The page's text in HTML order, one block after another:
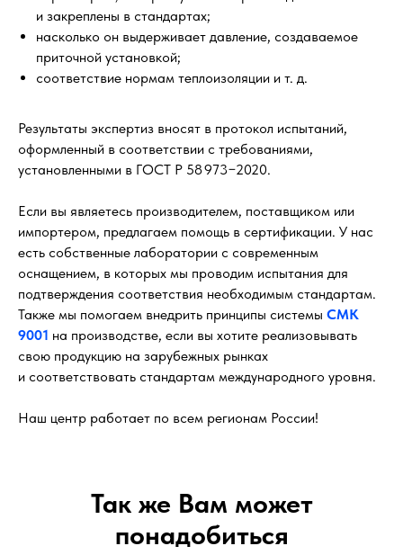
и закреплены в стандартах;
насколько он выдерживает давление, создаваемое
приточной установкой;
соответствие нормам теплоизоляции и т. д.
Результаты экспертиз вносят в протокол испытаний,
оформленный в соответствии с требованиями,
установленными в ГОСТ Р 58 973−2020.
Если вы являетесь производителем, поставщиком или
импортером, предлагаем помощь в сертификации. У нас
есть собственные лаборатории с современным
оснащением, в которых мы проводим испытания для
подтверждения соответствия необходимым стандартам.
Также мы помогаем внедрить принципы системы СМК
9001 на производстве, если вы хотите реализовывать
свою продукцию на зарубежных рынках
и соответствовать стандартам международного уровня.
Наш центр работает по всем регионам России!
Так же Вам может
понадобиться